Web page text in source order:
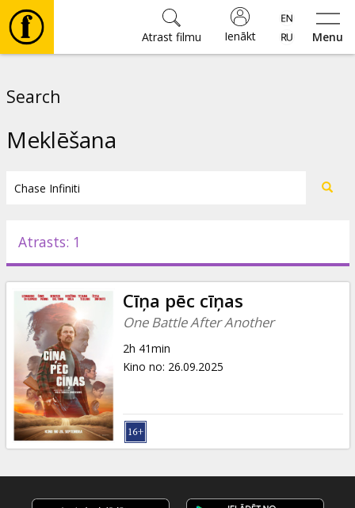
Menu
Ienākt
Atrast filmu
Pasākumi
Ziņas
Dāvanu
kartes
Uzkodas
B2B
Search
Meklēšana
Atrasts: 1
Cīņa pēc cīņas
One Battle After Another
2h 41min
Kino no: 26.09.2025